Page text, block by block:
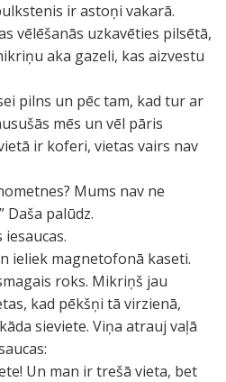
ir astoņi vakarā.
vēlēšanās uzkavēties pilsētā,
aka gazeli, kas aizvestu
pilns un pēc tam, kad tur ar
mēs un vēl pāris
ir koferi, vietas vairs nav
Mums nav ne
Daša palūdz.
ieliek magnetofonā kaseti.
roks. Mikriņš jau
kad pēkšņi tā virzienā,
sieviete. Viņa atrauj vaļā
Un man ir trešā vieta, bet